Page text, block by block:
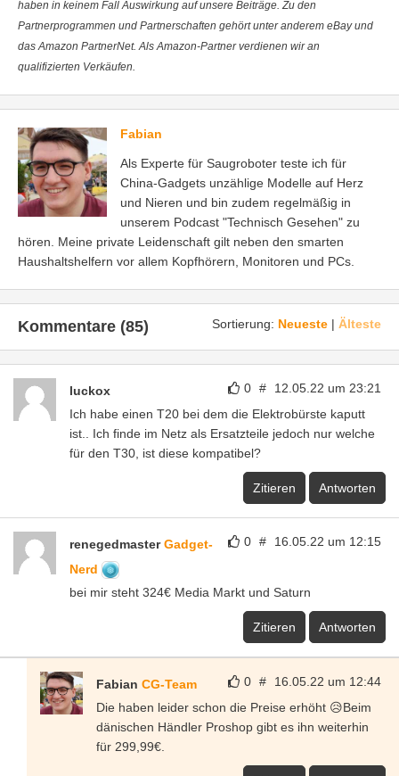
haben in keinem Fall Auswirkung auf unsere Beiträge. Zu den
Partnerprogrammen und Partnerschaften gehört unter anderem eBay und
das Amazon PartnerNet. Als Amazon-Partner verdienen wir an
qualifizierten Verkäufen.
Fabian
Als Experte für Saugroboter teste ich für
China-Gadgets unzählige Modelle auf Herz
und Nieren und bin zudem regelmäßig in
unserem Podcast "Technisch Gesehen" zu
hören. Meine private Leidenschaft gilt neben den smarten
Haushaltshelfern vor allem Kopfhörern, Monitoren und PCs.
Sortierung: Neueste | Älteste
Kommentare (85)
0 # 12.05.22 um 23:21
luckox
Ich habe einen T20 bei dem die Elektrobürste kaputt
ist.. Ich finde im Netz als Ersatzteile jedoch nur welche
für den T30, ist diese kompatibel?
Zitieren Antworten
0 # 16.05.22 um 12:15
renegedmasterGadget-
Nerd
bei mir steht 324€ Media Markt und Saturn
Zitieren Antworten
0 # 16.05.22 um 12:44
Fabian CG-Team
Die haben leider schon die Preise erhöht 😥Beim
dänischen Händler Proshop gibt es ihn weiterhin
für 299,99€.